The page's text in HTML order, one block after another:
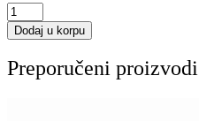
Završetak
kapa
10
srebro
Dodaj u korpu
Preporučeni proizvodi